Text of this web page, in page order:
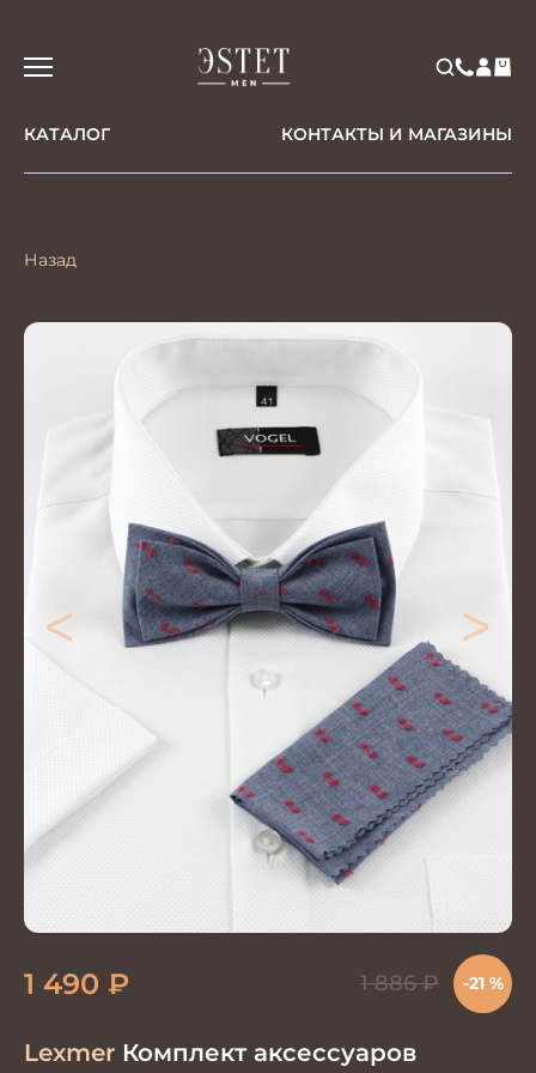
КАТАЛОГ КОНТАКТЫ И МАГАЗИНЫ
Назад
< >
Lexmer Комплект аксессуаров
1 490 ₽ 1 886₽ -21 %